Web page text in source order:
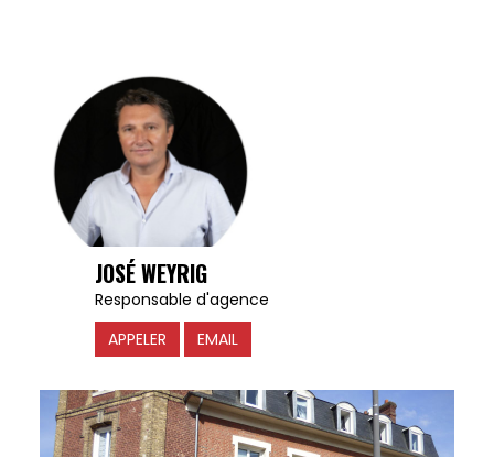
JOSÉ WEYRIG
Responsable d'agence
APPELER
EMAIL